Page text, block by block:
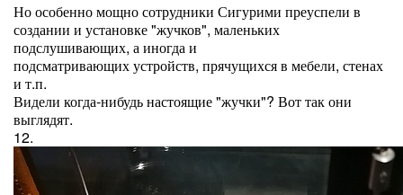
Но особенно мощно сотрудники Сигурими преуспели в
создании и установке "жучков", маленьких
подслушивающих, а иногда и
подсматривающих устройств, прячущихся в мебели, стенах
и т.п.
Видели когда-нибудь настоящие "жучки"? Вот так они
выглядят.
12.